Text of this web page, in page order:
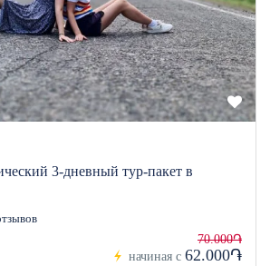
3-дневный тур-пакет в
начиная с
70.000֏
62.000֏